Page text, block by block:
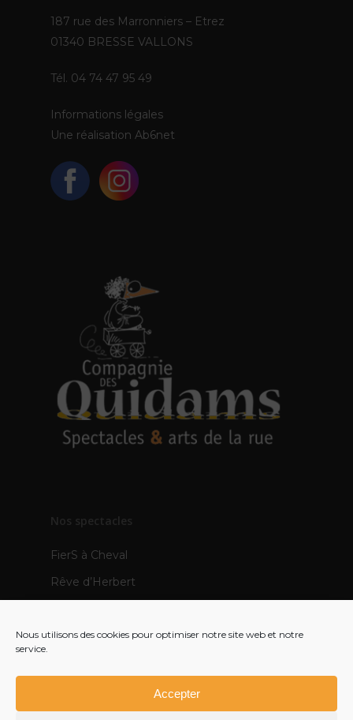
Nous utilisons des cookies pour optimiser notre site web et notre
service.
Accepter
187 rue des Marronniers – Etrez
01340 BRESSE VALLONS
Tél. 04 74 47 95 49
Informations légales
Une réalisation Ab6net
Nos spectacles
FierS à Cheval
Rêve d’Herbert
Les Pops
Polynie – création 2022
FR